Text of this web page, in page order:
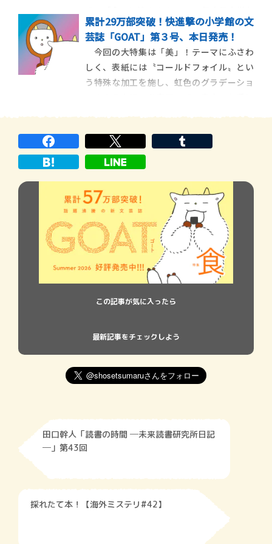
受賞した『成瀬は天下を取りにいく』シリ
ーズが累計210万部を突破している宮島未奈
さんの『それいけ！平安部』最新作が
「GOAT」に登場！ 市川沙央、梨、麻布競
馬場、
累計29万部突破！快進撃の小学館の文
芸誌「GOAT」第３号、本日発売！
今回の大特集は「美」！テーマにふさわ
しく、表紙には〝コールドフォイル〟とい
う特殊な加工を施し、虹色のグラデーショ
さったのは、ふたりで海外旅行をするくら
い仲が良いという上白石萌音さんと藤原さ
この記事が気に入ったら
最新記事をチェックしよう
田口幹人「読書の時間 ─未来読書研究所日記
─」第43回
採れたて本！【海外ミステリ#42】